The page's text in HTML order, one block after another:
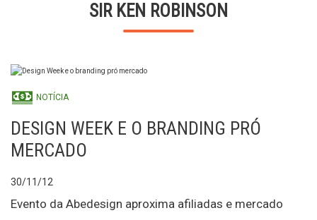
SIR KEN ROBINSON
NOTÍCIA
DESIGN WEEK E O BRANDING PRÓ
MERCADO
30/11/12
Evento da Abedesign aproxima afiliadas e mercado